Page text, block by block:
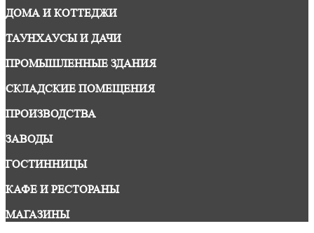
ДОМА И КОТТЕДЖИ
ТАУНХАУСЫ И ДАЧИ
ПРОМЫШЛЕННЫЕ ЗДАНИЯ
СКЛАДСКИЕ ПОМЕЩЕНИЯ
ПРОИЗВОДСТВА
ЗАВОДЫ
ГОСТИННИЦЫ
КАФЕ И РЕСТОРАНЫ
МАГАЗИНЫ